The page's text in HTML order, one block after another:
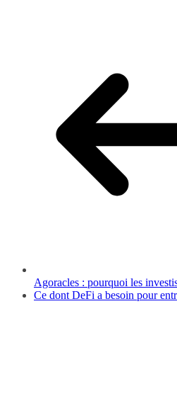
Agoracles : pourquoi les
Ce dont DeFi a besoin pour